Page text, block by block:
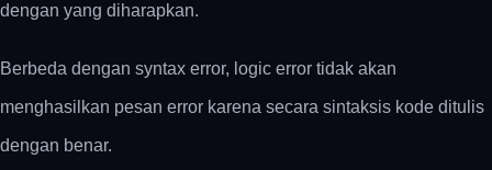
dengan yang diharapkan.
Berbeda dengan syntax error, logic error tidak akan
menghasilkan pesan error karena secara sintaksis kode ditulis
dengan benar.